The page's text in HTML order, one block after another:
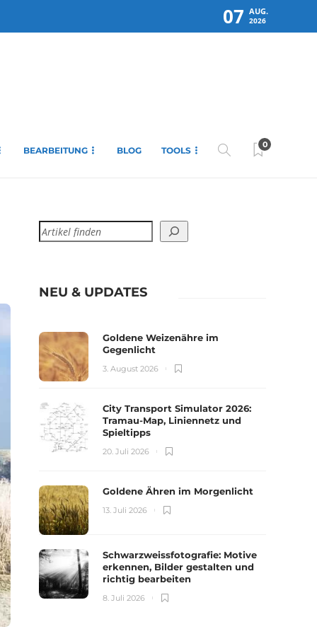
07 AUG.
2026
BEARBEITUNG BLOG TOOLS
0
NEU & UPDATES
Goldene Weizenähre im
Gegenlicht
3. August 2026
City Transport Simulator 2026:
Tramau-Map, Liniennetz und
Spieltipps
20. Juli 2026
Goldene Ähren im Morgenlicht
13. Juli 2026
Schwarzweissfotografie: Motive
erkennen, Bilder gestalten und
richtig bearbeiten
8. Juli 2026